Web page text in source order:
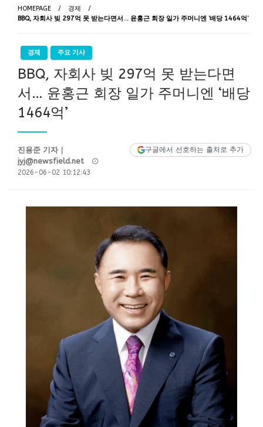
HOMEPAGE
경제
BBQ, 자회사 빚 297억 못 받는다면서… 윤홍근 회장 일가 주머니엔 ‘배당 1464억’
경제 주요 기사
BBQ, 자회사 빚 297억 못 받는다면
서… 윤홍근 회장 일가 주머니엔 ‘배당
1464억’
구글에서 선호하는 출처로 추가
진용준 기자｜
jyj@newsfield.net
2026-06-02 10:12:43